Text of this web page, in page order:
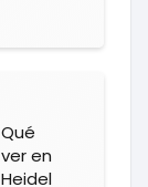
Qué
ver en
Heidel